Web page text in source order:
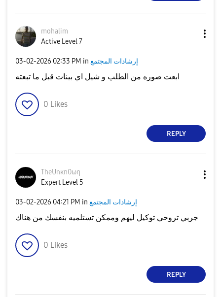
mohalim
Active Level 7
‎03-02-2026 02:33 PM in إرشادات المجتمع
ابعت صوره من الطلب و شيل اي بينات قبل ما تبعته
0 Likes
REPLY
TheUnκn0ωη
Expert Level 5
‎03-02-2026 04:21 PM in إرشادات المجتمع
جربي تروحي توكيل ليهم وممكن تستلميه بنفسك من هناك
0 Likes
REPLY